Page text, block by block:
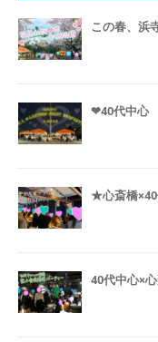
この春、浜
❤40代中心
★心斎橋×40
40代中心×